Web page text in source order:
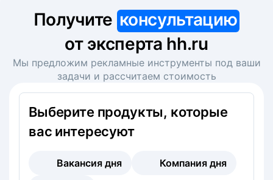
Получите консультацию
от эксперта hh.ru
Мы предложим рекламные инструменты под ваши
задачи и рассчитаем стоимость
Выберите продукты, которые
вас интересуют
Вакансия дня
Компания дня